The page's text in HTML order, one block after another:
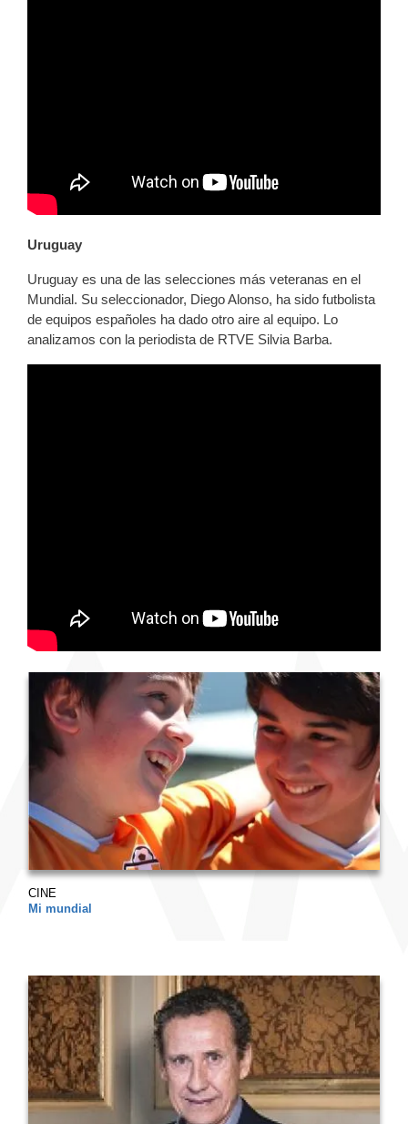
Uruguay
Uruguay es una de las selecciones más veteranas en el
Mundial. Su seleccionador, Diego Alonso, ha sido futbolista
de equipos españoles ha dado otro aire al equipo. Lo
analizamos con la periodista de RTVE Silvia Barba.
CINE
Mi mundial